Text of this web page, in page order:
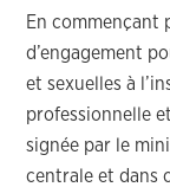
En commençant
d’engagement
et sexuelles à
professionnelle
signée par le
centrale et dans